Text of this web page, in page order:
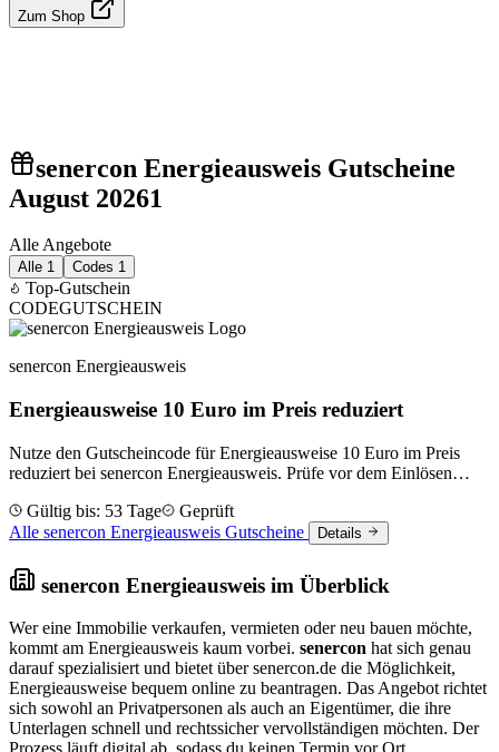
Zum Shop
senercon Energieausweis Gutscheine
August 20261
Alle Angebote
Alle 1 Codes 1
Top-Gutschein
CODEGUTSCHEIN
senercon Energieausweis
Energieausweise 10 Euro im Preis reduziert
Nutze den Gutscheincode für Energieausweise 10 Euro im Preis
reduziert bei senercon Energieausweis. Prüfe vor dem Einlösen
Gültig bis: 53 Tage
Geprüft
Alle senercon Energieausweis Gutscheine
Details
senercon Energieausweis im Überblick
Wer eine Immobilie verkaufen, vermieten oder neu bauen möchte,
kommt am Energieausweis kaum vorbei. senercon hat sich genau
darauf spezialisiert und bietet über senercon.de die Möglichkeit,
Energieausweise bequem online zu beantragen. Das Angebot richtet
sich sowohl an Privatpersonen als auch an Eigentümer, die ihre
Unterlagen schnell und rechtssicher vervollständigen möchten. Der